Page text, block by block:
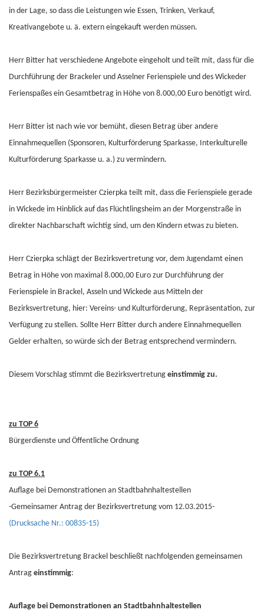
in der Lage, so dass die Leistungen wie Essen, Trinken, Verkauf,
Kreativangebote u. ä. extern eingekauft werden müssen.
Herr Bitter hat verschiedene Angebote eingeholt und teilt mit, dass für die
Durchführung der Brackeler und Asselner Ferienspiele und des Wickeder
Ferienspaßes ein Gesamtbetrag in Höhe von 8.000,00 Euro benötigt wird.
Herr Bitter ist nach wie vor bemüht, diesen Betrag über andere
Einnahmequellen (Sponsoren, Kulturförderung Sparkasse, Interkulturelle
Kulturförderung Sparkasse u. a.) zu vermindern.
Herr Bezirksbürgermeister Czierpka teilt mit, dass die Ferienspiele gerade
in Wickede im Hinblick auf das Flüchtlingsheim an der Morgenstraße in
direkter Nachbarschaft wichtig sind, um den Kindern etwas zu bieten.
Herr Czierpka schlägt der Bezirksvertretung vor, dem Jugendamt einen
Betrag in Höhe von maximal 8.000,00 Euro zur Durchführung der
Ferienspiele in Brackel, Asseln und Wickede aus Mitteln der
Bezirksvertretung, hier: Vereins- und Kulturförderung, Repräsentation, zur
Verfügung zu stellen. Sollte Herr Bitter durch andere Einnahmequellen
Gelder erhalten, so würde sich der Betrag entsprechend vermindern.
Diesem Vorschlag stimmt die Bezirksvertretung einstimmig zu.
zu TOP 6
Bürgerdienste und Öffentliche Ordnung
zu TOP 6.1
Auflage bei Demonstrationen an Stadtbahnhaltestellen
-Gemeinsamer Antrag der Bezirksvertretung vom 12.03.2015-
(Drucksache Nr.: 00835-15)
Die Bezirksvertretung Brackel beschließt nachfolgenden gemeinsamen
Antrag einstimmig:
Auflage bei Demonstrationen an Stadtbahnhaltestellen